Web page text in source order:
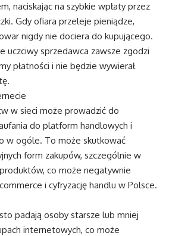
naciskając na szybkie wpłaty przez
Gdy ofiara przeleje pieniądze,
nigdy nie dociera do kupującego.
uczciwy sprzedawca zawsze zgodzi
płatności i nie będzie wywierał
w sieci może prowadzić do
do platform handlowych i
w ogóle. To może skutkować
form zakupów, szczególnie w
co może negatywnie
i cyfryzację handlu w Polsce.
padają osoby starsze lub mniej
internetowych, co może